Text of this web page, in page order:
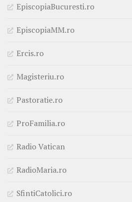
EpiscopiaBucuresti.ro
EpiscopiaMM.ro
Ercis.ro
Magisteriu.ro
Pastoratie.ro
ProFamilia.ro
Radio Vatican
RadioMaria.ro
SfintiCatolici.ro